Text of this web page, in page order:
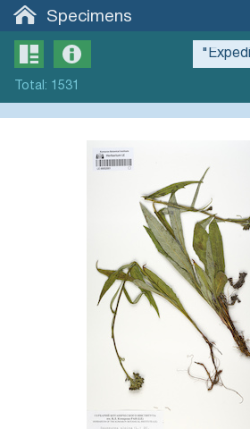
Specimens
Total : 1531